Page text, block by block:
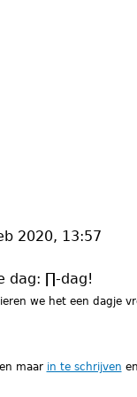
2020, 13:57
dag: ∏-dag!
we het een dagje
maar in te schrijven